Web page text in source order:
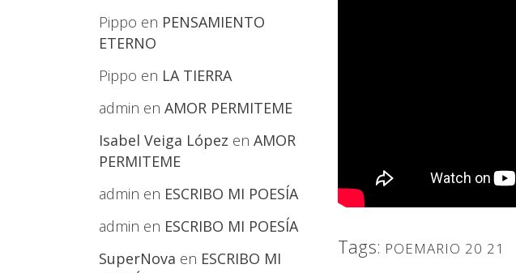
Pippo en PENSAMIENTO
ETERNO
Pippo en LA TIERRA
admin en AMOR PERMITEME
Isabel Veiga López en AMOR
PERMITEME
admin en ESCRIBO MI POESÍA
admin en ESCRIBO MI POESÍA
SuperNova en ESCRIBO MI
Tags: POEMARIO 20 21